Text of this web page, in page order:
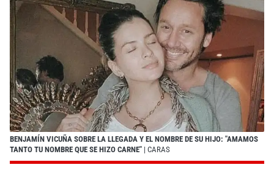
BENJAMÍN VICUÑA SOBRE LA LLEGADA Y EL NOMBRE DE SU HIJO: "AMAMOS
TANTO TU NOMBRE QUE SE HIZO CARNE" | CARAS